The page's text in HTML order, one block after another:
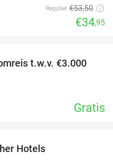
Regulier €53,50
€34,95
t.w.v. €3.000
Gratis
Hotels